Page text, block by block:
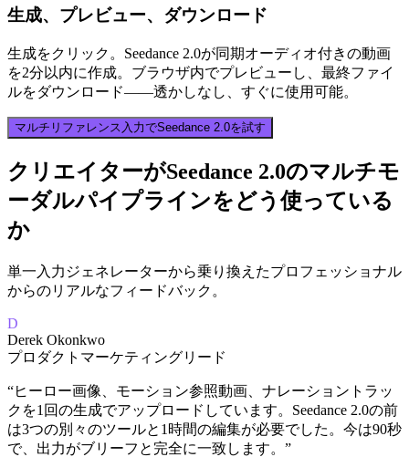
生成、プレビュー、ダウンロード
生成をクリック。Seedance 2.0が同期オーディオ付きの動画
を2分以内に作成。ブラウザ内でプレビューし、最終ファイ
ルをダウンロード——透かしなし、すぐに使用可能。
マルチリファレンス入力でSeedance 2.0を試す
クリエイターがSeedance 2.0のマルチモ
ーダルパイプラインをどう使っている
か
単一入力ジェネレーターから乗り換えたプロフェッショナル
からのリアルなフィードバック。
D
Derek Okonkwo
プロダクトマーケティングリード
“ヒーロー画像、モーション参照動画、ナレーショントラッ
クを1回の生成でアップロードしています。Seedance 2.0の前
は3つの別々のツールと1時間の編集が必要でした。今は90秒
で、出力がブリーフと完全に一致します。 ”